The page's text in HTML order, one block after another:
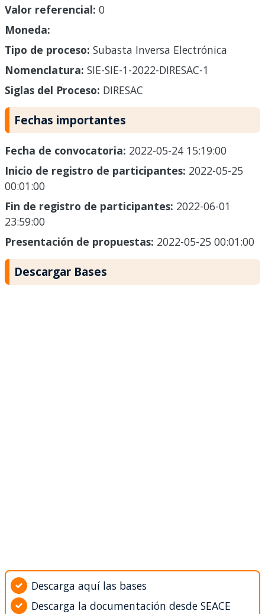
Valor referencial: 0
Moneda:
Tipo de proceso: Subasta Inversa Electrónica
Nomenclatura: SIE-SIE-1-2022-DIRESAC-1
Siglas del Proceso: DIRESAC
Fechas importantes
Fecha de convocatoria: 2022-05-24 15:19:00
Inicio de registro de participantes: 2022-05-25
00:01:00
Fin de registro de participantes: 2022-06-01
23:59:00
Presentación de propuestas: 2022-05-25 00:01:00
Descargar Bases
Descarga aquí las bases
Descarga la documentación desde SEACE